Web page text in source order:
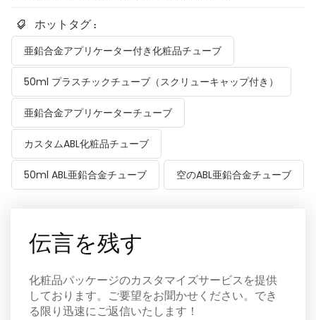
ホットタグ :
亜鉛合金アプリケーター付き化粧品チューブ
50ml プラスチックチューブ（スクリューキャップ付き）
亜鉛合金アプリケーターチューブ
カスタムABL化粧品チューブ
50ml ABL亜鉛合金チューブ 空のABL亜鉛合金チューブ
伝言を残す
化粧品パッケージのカスタマイズサービスを提供
しております。ご要望をお聞かせください。でき
る限り迅速にご返信いたします！